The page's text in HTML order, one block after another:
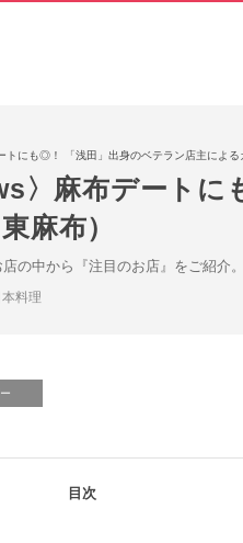
トにも◎！ 「浅田」出身のベテラン店主による
〉麻布デート
麻布）
の中から『注目のお店』をご紹
本料理
目次